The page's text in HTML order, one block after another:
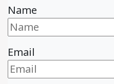
Name
Email